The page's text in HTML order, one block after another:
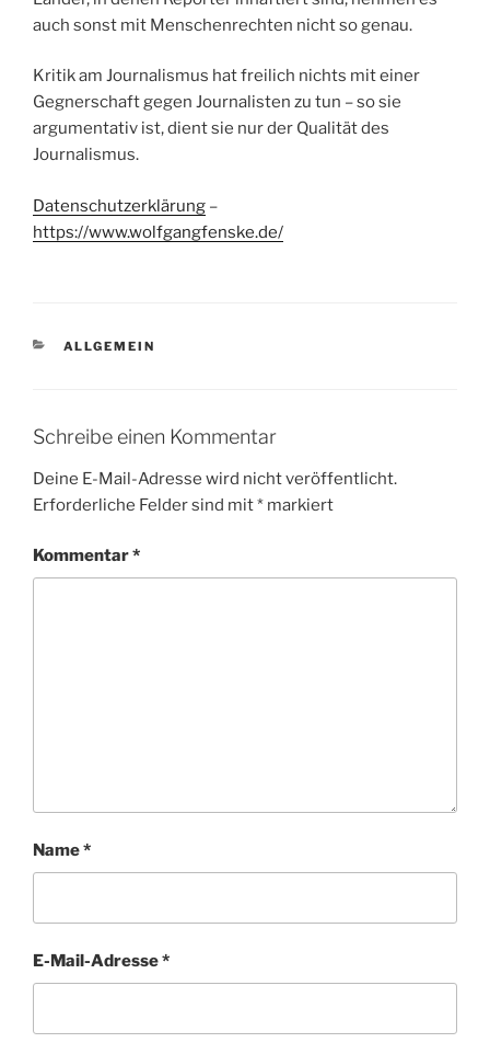
auch sonst mit Menschenrechten nicht so genau.
Kritik am Journalismus hat freilich nichts mit einer
Gegnerschaft gegen Journalisten zu tun – so sie
argumentativ ist, dient sie nur der Qualität des
Journalismus.
Datenschutzerklärung –
https://www.wolfgangfenske.de/
KATEGORIEN
ALLGEMEIN
Schreibe einen Kommentar
Deine E-Mail-Adresse wird nicht veröffentlicht.
Erforderliche Felder sind mit* markiert
Kommentar*
Name*
E-Mail-Adresse*